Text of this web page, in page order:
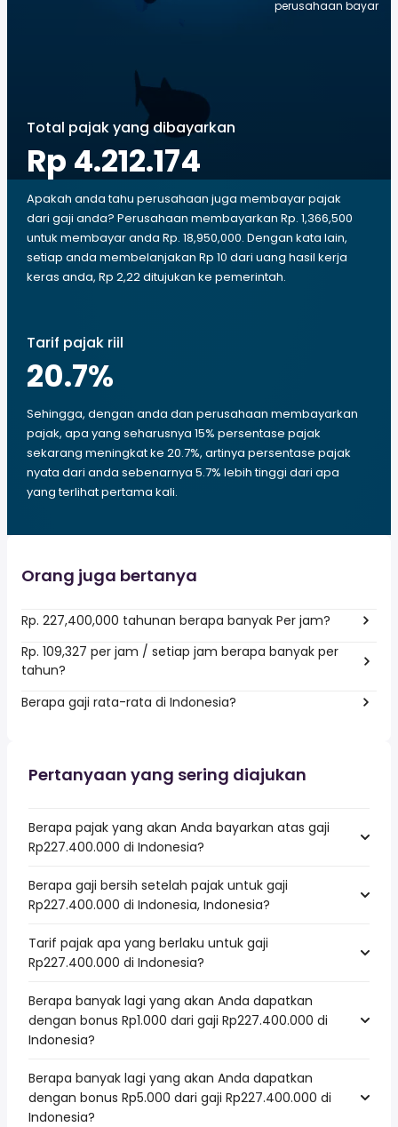
perusahaan bayar
Total pajak yang dibayarkan
Rp 4.212.174
Apakah anda tahu perusahaan juga membayar pajak
dari gaji anda? Perusahaan membayarkan Rp. 1,366,500
untuk membayar anda Rp. 18,950,000. Dengan kata lain,
setiap anda membelanjakan Rp 10 dari uang hasil kerja
keras anda, Rp 2,22 ditujukan ke pemerintah.
Tarif pajak riil
20.7%
Sehingga, dengan anda dan perusahaan membayarkan
pajak, apa yang seharusnya 15% persentase pajak
sekarang meningkat ke 20.7%, artinya persentase pajak
nyata dari anda sebenarnya 5.7% lebih tinggi dari apa
yang terlihat pertama kali.
Orang juga bertanya
Rp. 227,400,000 tahunan berapa banyak Per jam?
Rp. 109,327 per jam / setiap jam berapa banyak per
tahun?
Berapa gaji rata-rata di Indonesia?
Pertanyaan yang sering diajukan
Berapa pajak yang akan Anda bayarkan atas gaji
Rp227.400.000 di Indonesia?
Berapa gaji bersih setelah pajak untuk gaji
Rp227.400.000 di Indonesia, Indonesia?
Tarif pajak apa yang berlaku untuk gaji
Rp227.400.000 di Indonesia?
Berapa banyak lagi yang akan Anda dapatkan
dengan bonus Rp1.000 dari gaji Rp227.400.000 di
Indonesia?
Berapa banyak lagi yang akan Anda dapatkan
dengan bonus Rp5.000 dari gaji Rp227.400.000 di
Indonesia?